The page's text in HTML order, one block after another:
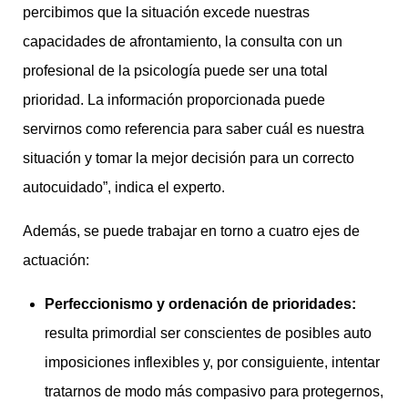
percibimos que la situación excede nuestras
capacidades de afrontamiento, la consulta con un
profesional de la psicología puede ser una total
prioridad. La información proporcionada puede
servirnos como referencia para saber cuál es nuestra
situación y tomar la mejor decisión para un correcto
autocuidado”, indica el experto.
Además, se puede trabajar en torno a cuatro ejes de
actuación:
Perfeccionismo y ordenación de prioridades:
resulta primordial ser conscientes de posibles auto
imposiciones inflexibles y, por consiguiente, intentar
tratarnos de modo más compasivo para protegernos,